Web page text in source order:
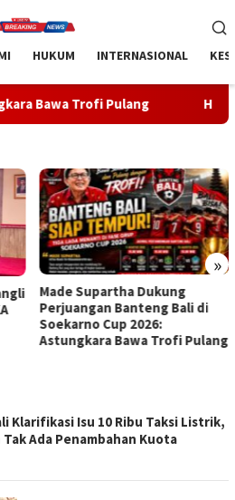
HUKUM INTERNASIONAL
Handball Bali Juara
»
Handball Bali Juara Kejurnas
U-19 2026, Regenerasi Atlet
Muda Mulai Berbuah Prestasi
Klarifikasi Isu 10 Ribu Taksi Listrik,
Tak Ada Penambahan Kuota